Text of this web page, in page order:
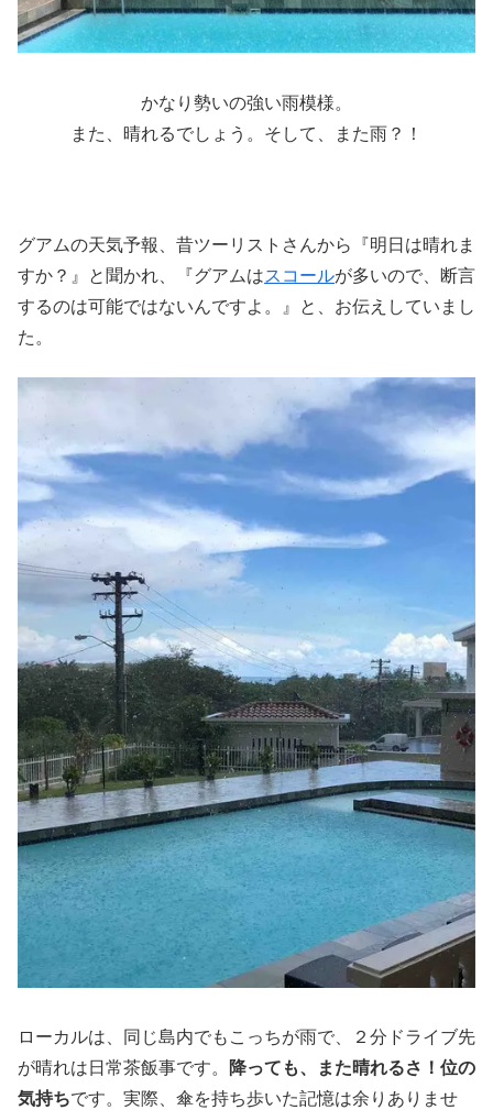
かなり勢いの強い雨模様。
また、晴れるでしょう。そして、また雨？！
グアムの天気予報、昔ツーリストさんから『明日は晴れま
すか？』と聞かれ、『グアムはスコールが多いので、断言
するのは可能ではないんですよ。』と、お伝えしていまし
た。
ローカルは、同じ島内でもこっちが雨で、２分ドライブ先
が晴れは日常茶飯事です。
降っても、また晴れるさ！位の
気持ちです。実際、傘を持ち歩いた記憶は余りありませ